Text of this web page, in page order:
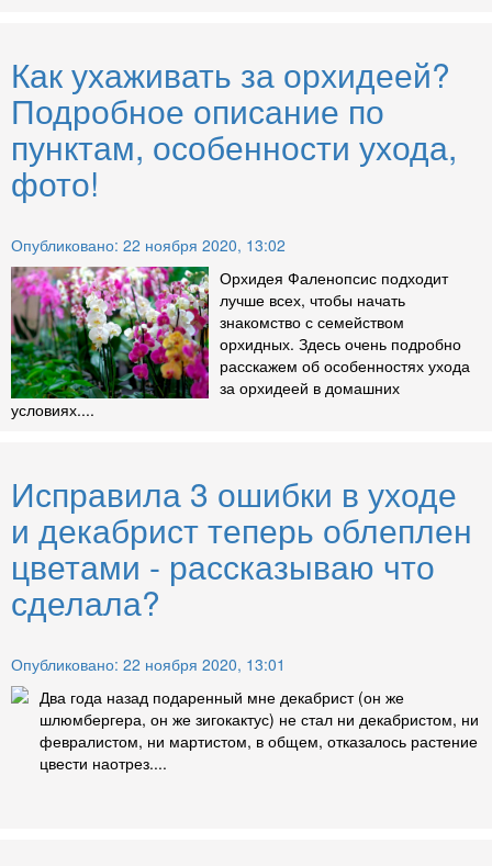
Как ухаживать за орхидеей?
Подробное описание по
пунктам, особенности ухода,
фото!
Опубликовано: 22 ноября 2020, 13:02
Орхидея Фаленопсис подходит
лучше всех, чтобы начать
знакомство с семейством
орхидных. Здесь очень подробно
расскажем об особенностях ухода
за орхидеей в домашних
условиях....
Исправила 3 ошибки в уходе
и декабрист теперь облеплен
цветами - рассказываю что
сделала?
Опубликовано: 22 ноября 2020, 13:01
Два года назад подаренный мне декабрист (он же
шлюмбергера, он же зигокактус) не стал ни декабристом, ни
февралистом, ни мартистом, в общем, отказалось растение
цвести наотрез....